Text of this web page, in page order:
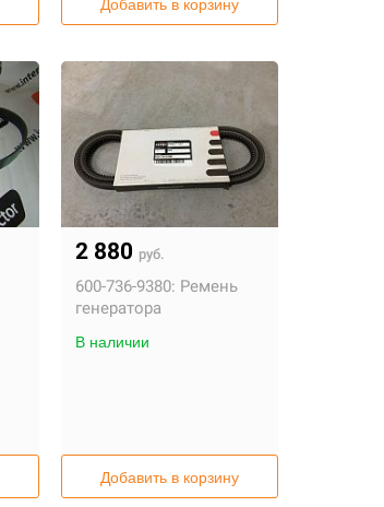
Добавить в корзину
2 880 руб.
600-736-9380: Ремень
генератора
В наличии
Добавить в корзину